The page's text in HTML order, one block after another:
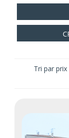
Tri par